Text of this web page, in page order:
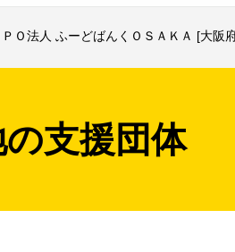
ＰＯ法人 ふーどばんくＯＳＡＫＡ [大阪
支援団体